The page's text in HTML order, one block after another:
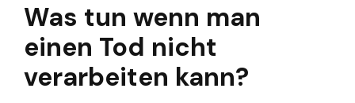
Was tun wenn man
einen Tod nicht
verarbeiten kann?